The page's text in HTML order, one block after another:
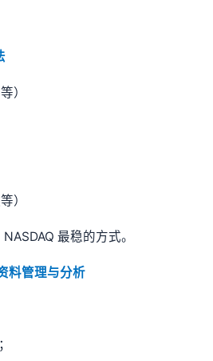
）
）
最稳的方式。
料管理与分析